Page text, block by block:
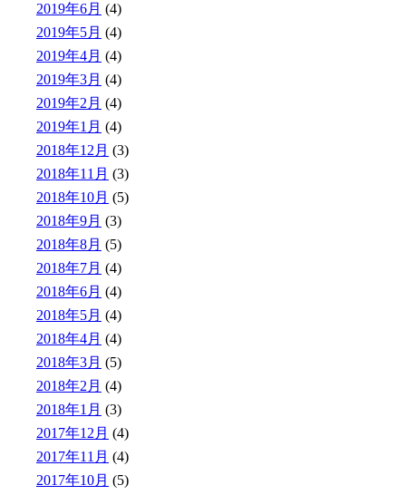
2019年6月 (4)
2019年5月 (4)
2019年4月 (4)
2019年3月 (4)
2019年2月 (4)
2019年1月 (4)
2018年12月 (3)
2018年11月 (3)
2018年10月 (5)
2018年9月 (3)
2018年8月 (5)
2018年7月 (4)
2018年6月 (4)
2018年5月 (4)
2018年4月 (4)
2018年3月 (5)
2018年2月 (4)
2018年1月 (3)
2017年12月 (4)
2017年11月 (4)
2017年10月 (5)